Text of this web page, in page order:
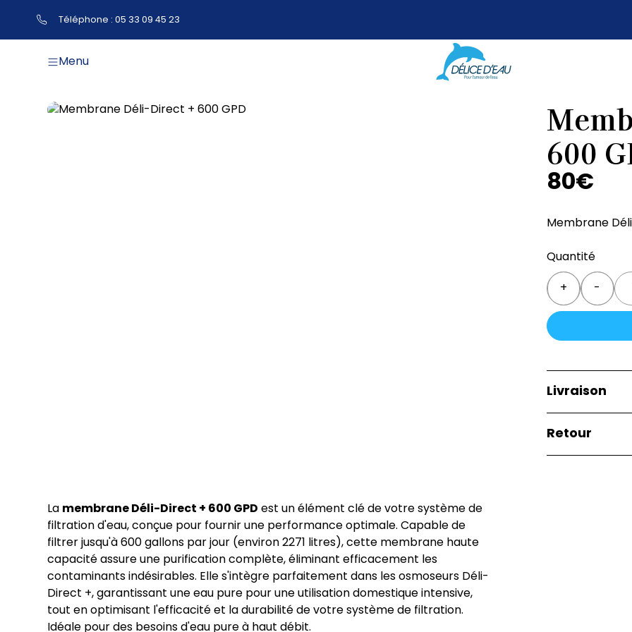
Téléphone : 05 33 09 45 23
Menu
600
80€
Membrane
Quantité
+ -
Livraison
marchandise à
le bon de
Retour
La membrane Déli-Direct + 600 GPD est un élément clé de votre système de
filtration d'eau, conçue pour fournir une performance optimale. Capable de
filtrer jusqu'à 600 gallons par jour (environ 2271 litres), cette membrane haute
capacité assure une purification complète, éliminant efficacement les
contaminants indésirables. Elle s'intègre parfaitement dans les osmoseurs Déli-
Direct +, garantissant une eau pure pour une utilisation domestique intensive,
tout en optimisant l'efficacité et la durabilité de votre système de filtration.
Idéale pour des besoins d'eau pure à haut débit.